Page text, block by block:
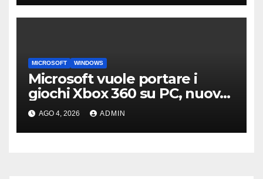
MICROSOFT WINDOWS
Microsoft vuole portare i
giochi Xbox 360 su PC, nuove
indiscrezioni
AGO 4, 2026 ADMIN